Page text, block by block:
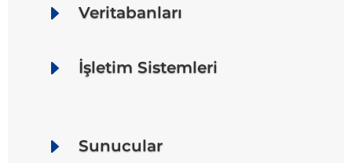
E Veritabanları
E İşletim Sistemleri
E Sunucular